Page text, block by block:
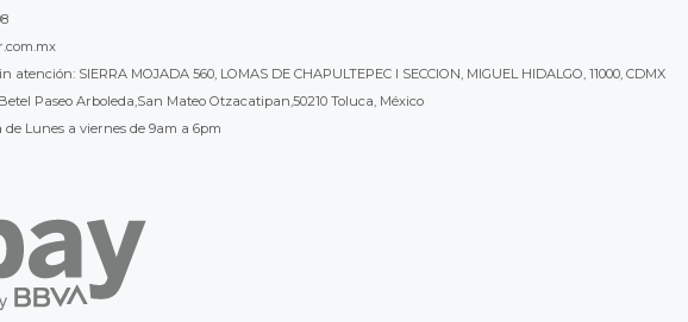
atención: SIERRA MOJADA 560, LOMAS DE CHAPULTEPEC I SECCION, MIGUEL HIDALGO, 11000, CDMX
Paseo Arboleda,San Mateo Otzacatipan,50210 Toluca, México
Lunes a viernes de 9am a 6pm